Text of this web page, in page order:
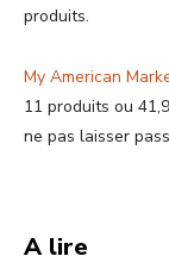
produits.
My American
11 produits ou
ne pas laisser
A lire